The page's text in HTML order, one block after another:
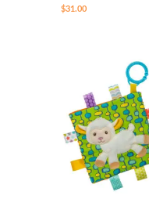
$31.00